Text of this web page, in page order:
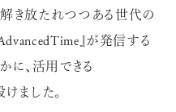
ス
き放たれつつある世代の
』が発信する
に、活用できる
ました。